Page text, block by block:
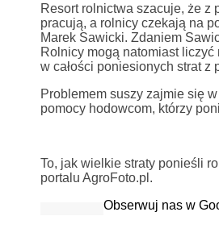
Resort rolnictwa szacuje, że z
pracują, a rolnicy czekają na
Marek Sawicki. Zdaniem
Rolnicy mogą natomiast liczyć
w całości poniesionych strat z
Problemem suszy zajmie się
pomocy hodowcom, którzy
To, jak wielkie straty ponieśli
portalu AgroFoto.pl.
Obserwuj nas w